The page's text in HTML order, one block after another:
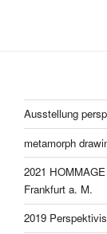
Ausstellung
metamorph
2021
Frankfurt a. M.
2019